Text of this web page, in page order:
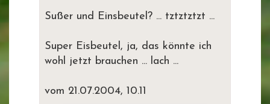
Sußer und Einsbeutel? ... tztztztzt ...
Super Eisbeutel, ja, das könnte ich
wohl jetzt brauchen ... lach ...
vom 21.07.2004, 10.11